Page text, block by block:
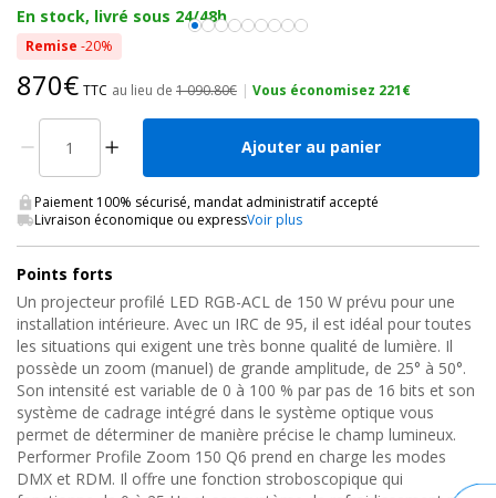
En stock, livré sous 24/48h
Remise -20%
870€ TTC au lieu de 1 090.80€ | Vous économisez 221€
Ajouter au panier
Paiement 100% sécurisé, mandat administratif accepté
Livraison économique ou expressVoir plus
Points forts
Un projecteur profilé LED RGB-ACL de 150 W prévu pour une
installation intérieure. Avec un IRC de 95, il est idéal pour toutes
les situations qui exigent une très bonne qualité de lumière. Il
possède un zoom (manuel) de grande amplitude, de 25° à 50°.
Son intensité est variable de 0 à 100 % par pas de 16 bits et son
système de cadrage intégré dans le système optique vous
permet de déterminer de manière précise le champ lumineux.
Performer Profile Zoom 150 Q6 prend en charge les modes
DMX et RDM. Il offre une fonction stroboscopique qui